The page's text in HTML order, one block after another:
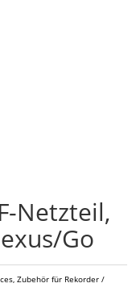
Netzteil,
Go
,Zubehör für Rekorder /